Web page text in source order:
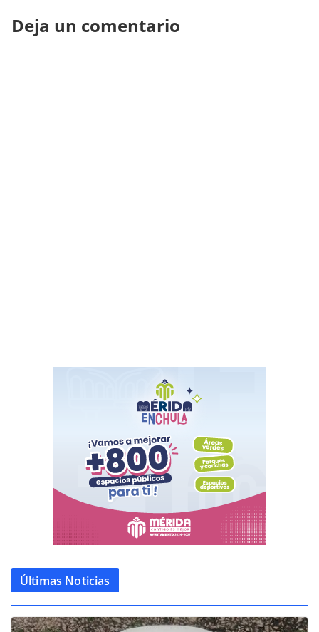
Deja un comentario
Últimas Noticias